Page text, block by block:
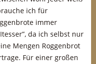
ich für
immer
da ich selbst nur
Mengen Roggenbrot
Für einer großen